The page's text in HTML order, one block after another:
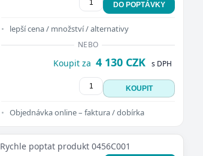
DO POPTÁVKY
lepší cena / množství / alternativy
NEBO
Koupit za 4 130 CZK s DPH
KOUPIT
Objednávka online – faktura / dobírka
Rychle poptat produkt 0456C001